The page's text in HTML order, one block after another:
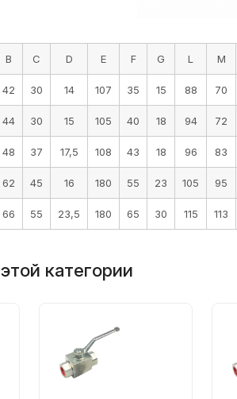
B С D Е F G L M
42 30 14 107 35 15 88 70
44 30 15 105 40 18 94 72
48 37 17,5 108 43 18 96 83
62 45 16 180 55 23 105 95
66 55 23,5 180 65 30 115 113
категории